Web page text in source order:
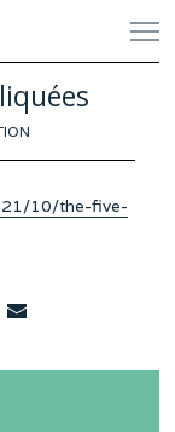
10/the-five-